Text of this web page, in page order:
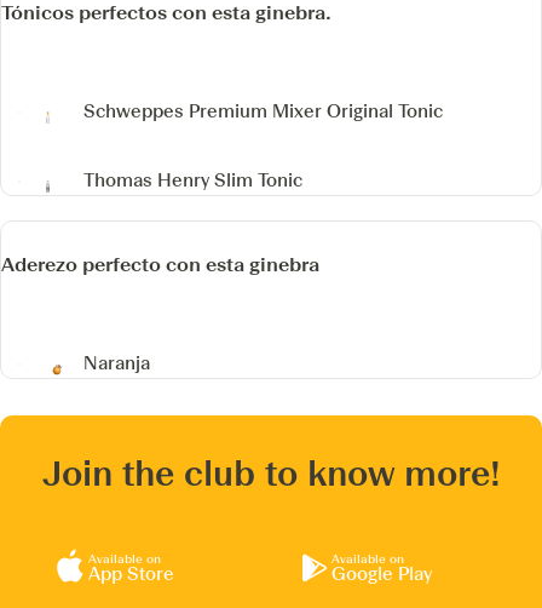
Tónicos perfectos con esta ginebra.
Schweppes Premium Mixer Original Tonic
Thomas Henry Slim Tonic
Aderezo perfecto con esta ginebra
Naranja
Join the club to know more!
Available on
App Store
Available on
Google Play